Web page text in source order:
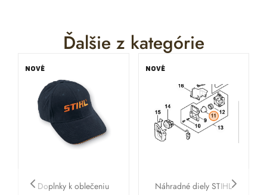
Ďalšie z kategórie
NOVÉ
Doplnky k oblečeniu
NOVÉ
Náhradné diely STIHL